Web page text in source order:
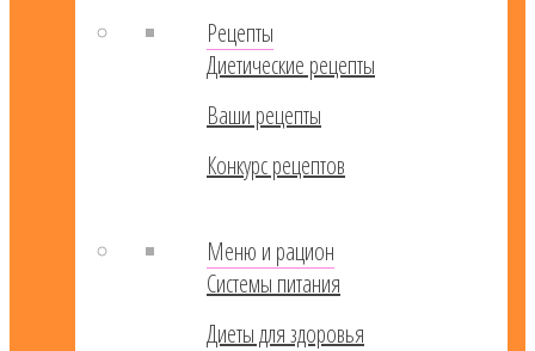
Рецепты
Диетические рецепты
Ваши рецепты
Конкурс рецептов
Меню и рацион
Системы питания
Диеты для здоровья